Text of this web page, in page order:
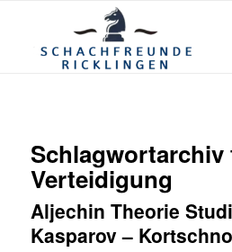
Schlagwortarchiv
Verteidigung
Aljechin Theorie
Kasparov –